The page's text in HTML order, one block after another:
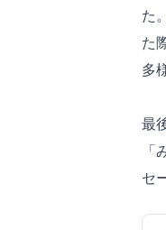
た
た
多
最
セ